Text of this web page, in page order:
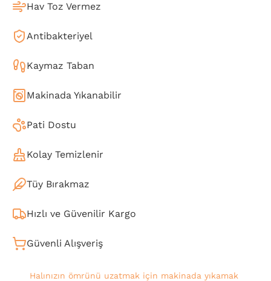
Hav Toz Vermez
Antibakteriyel
Kaymaz Taban
Makinada Yıkanabilir
Pati Dostu
Kolay Temizlenir
Tüy Bırakmaz
Hızlı ve Güvenilir Kargo
Güvenli Alışveriş
Halınızın ömrünü uzatmak için makinada yıkamak